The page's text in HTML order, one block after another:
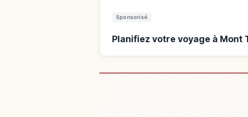
Sponsorisé
Planifiez votre voyage à Mont